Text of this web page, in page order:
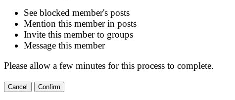
See blocked member's posts
Mention this member in posts
Invite this member to groups
Message this member
Please allow a few minutes for this process to complete.
Confirm